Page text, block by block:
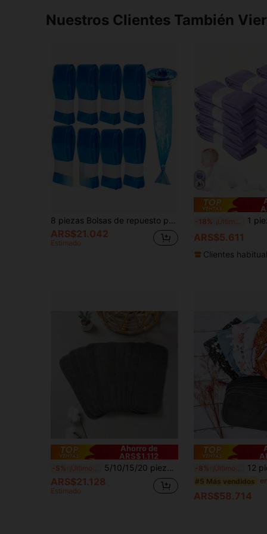
Nuestros Clientes También
8 piezas Bolsas de repuesto perfumadas para bote de pañales, bolsas de basura para pañales, bolsas de basura resistentes y a prueba de fugas, control de olores sellado, diseño fácil de rasgar y plegable, compatible con varios tipos de botes, ideal para artículos esenciales para bebés, bolsas de basura multiusos para la guardería, la cocina, el baño, el coche y la desodorización del hogar.
ARS$21.042
Estimado
-18% 1 pieza/4 piezas/10 piezas/12 piezas Bolsas de
ARS$5.611
Clientes
Ahorro de
ARS$1.112
-5% ¡Últimos 3 días 5/10/15/20 piezas Almohadillas de pañal reutilizables de carbón de bambú multicapa, gris y blanco de 3 capas de fibra de bambú súper suave, eliminación de olores, material natural, suave y amigable con la piel, absorbente, fácil de limpiar, gran regalo para Navidad, Acción de Gracias, Pascua, Año Nuevo
ARS$21.128
Estimado
-8% ¡Últimos 3 días 12 piezas de pañales de tela para
#5 Más vendidos
ARS$58.714